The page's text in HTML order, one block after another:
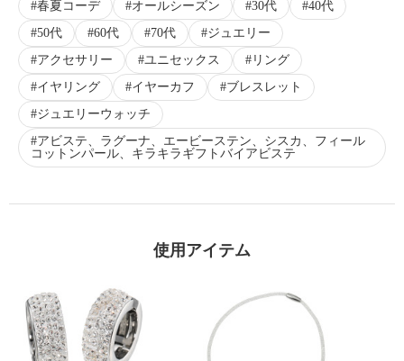
春夏コーデ オールシーズン 30代
40代
50代
60代 70代
ジュエリー
アクセサリー
ユニセックス
リング
イヤリング
イヤーカフ
ブレスレット
ジュエリーウォッチ
アビステ、ラグーナ、エービーステン、シスカ、フィール
コットンパール、キラキラギフトバイアビステ
使用アイテム